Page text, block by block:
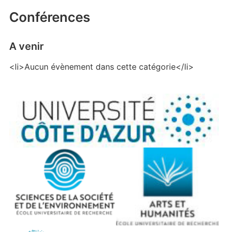
Conférences
A venir
<li>Aucun évènement dans cette catégorie</li>